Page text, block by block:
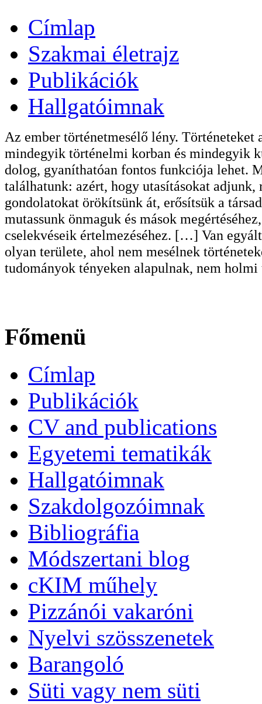
Címlap
Szakmai életrajz
Publikációk
Hallgatóimnak
Az ember történetmesélő lény.
mindegyik történelmi korban és mindegyik
dolog, gyaníthatóan fontos funkciója lehet.
találhatunk: azért, hogy utasításokat
gondolatokat örökítsünk át, erősítsük a
mutassunk önmaguk és mások
cselekvéseik értelmezéséhez. […] Van
olyan területe, ahol nem mesélnek
tudományok tényeken alapulnak, nem
Főmenü
Címlap
Publikációk
CV and publications
Egyetemi tematikák
Hallgatóimnak
Szakdolgozóimnak
Bibliográfia
Módszertani blog
cKIM műhely
Pizzánói vakaróni
Nyelvi szösszenetek
Barangoló
Süti vagy nem süti